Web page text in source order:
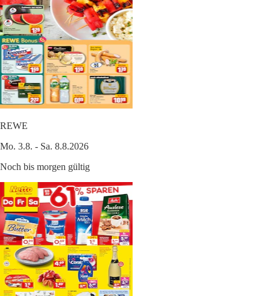
REWE
Mo. 3.8. - Sa. 8.8.2026
Noch bis morgen gültig